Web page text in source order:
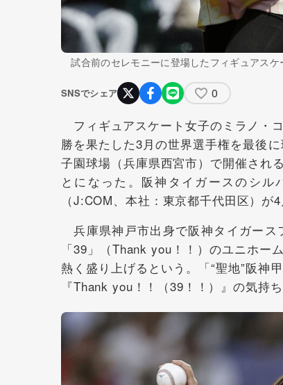
試合前のセレモニーに登場したフィギュアス
SNSでシェア 0
フィギュアスケート女子のミラノ・
勝を果たした3月の世界選手権を最後
子園球場（兵庫県西宮市）で開催され
とになった。阪神タイガースのシ
（J:COM、本社：東京都千代田区）が4
兵庫県神戸市出身で阪神タイガース
「39」（Thank you！！）のユニホ
熱く盛り上げるという。「“聖地”阪神
『Thank you！！（39！！）』の気持